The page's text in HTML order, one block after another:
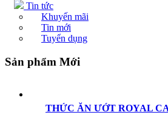
Tin tức
Khuyến mãi
Tin mới
Tuyển dụng
Sản phẩm Mới
THỨC ĂN ƯỚT ROYAL